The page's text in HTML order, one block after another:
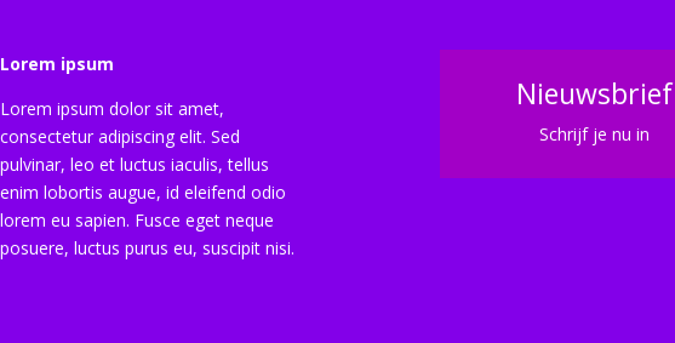
Lorem ipsum
Lorem ipsum dolor sit amet,
consectetur adipiscing elit. Sed
pulvinar, leo et luctus iaculis, tellus
enim lobortis augue, id eleifend odio
lorem eu sapien. Fusce eget neque
posuere, luctus purus eu, suscipit nisi.
Nieuwsbrief
Schrijf je nu in